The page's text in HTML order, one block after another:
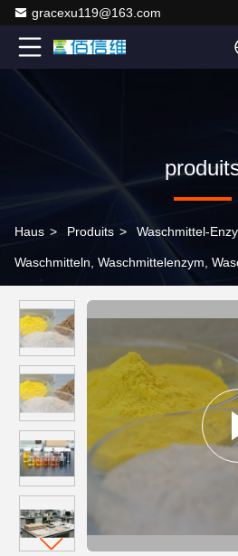
gracexu119@163.com
Haus > Produits > Waschmittel-
Waschmitteln, Waschmittelenzym,
Textilenzympräparate